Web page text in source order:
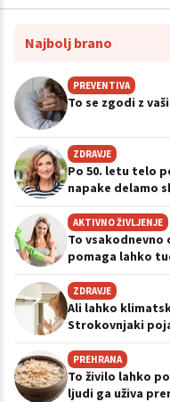
Najbolj brano
PREVENTIVA
To se zgodi z
ZDRAVJE
Po 50. letu telo
napake delamo
AKTIVNO ŽIVLJENJE
To
pomaga lahko
ZDRAVJE
Ali lahko
Strokovnjaki
PREHRANA
To živilo lahko
ljudi ga uživa